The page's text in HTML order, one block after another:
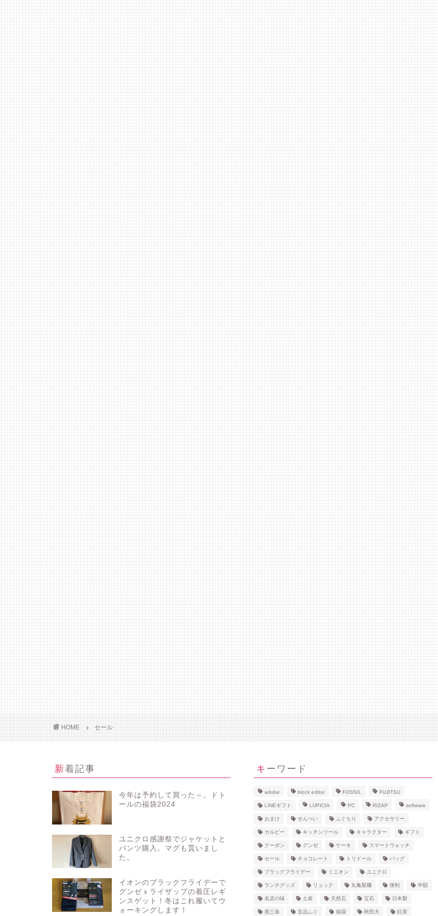
HOME セール
新着記事
今年は予約して買った～。ドト
ールの福袋2024
ユニクロ感謝祭でジャケットと
パンツ購入。マグも貰いまし
た。
イオンのブラックフライデーで
グンゼｘライザップの着圧レギ
ンスゲット！冬はこれ履いてウ
ォーキングします！
キーワード
adobe block editor FOSSIL FUJITSU
LINEギフト LUPICIA PC RIZAP software
おまけ せんべい ふぐちり アクセサリー
カルビー キッチンツール キャラクター ギフト
クーポン グンゼ ケーキ スマートウォッチ
セール チョコレート トリドール バッグ
ブラックフライデー ミニオン ユニクロ
ランチグッズ リュック 丸亀製麺 便利 半額
名店の味 土産 天然石 宝石 日本製
燕三条 玄品ふぐ 福袋 秋田犬 紅茶